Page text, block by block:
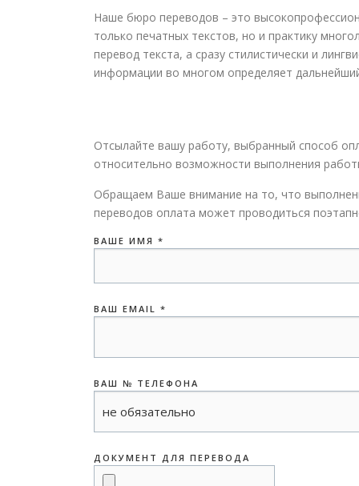
Наше бюро переводов – это
только печатных текстов, но и практику
перевод текста, а сразу стилистически и
информации во многом определяет
Отсылайте вашу работу, выбранный способ
относительно возможности выполнения
Обращаем Ваше внимание на то, что
переводов оплата может проводиться
ВАШЕ ИМЯ *
ВАШ EMAIL *
ВАШ № ТЕЛЕФОНА
ДОКУМЕНТ ДЛЯ ПЕРЕВОДА